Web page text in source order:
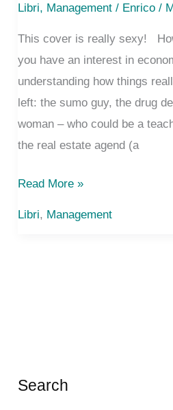
Search
Libri, Management / Enrico/
This cover is really sexy!
you have an interest in
understanding how things
left: the sumo guy, the drug
woman – who could be a
the real estate agend (a
Freakonomics
Read More »
Libri, Management